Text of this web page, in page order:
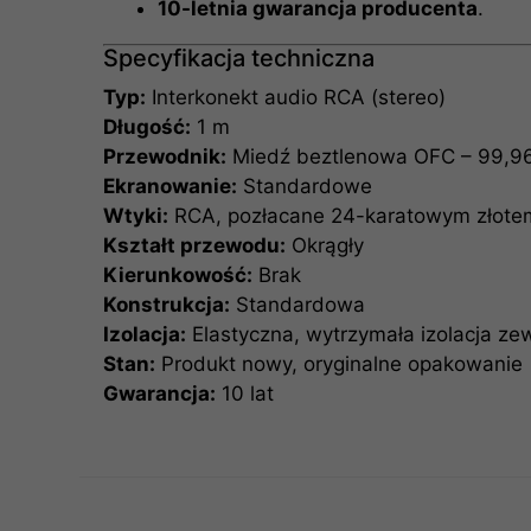
10-letnia gwarancja producenta.
Specyfikacja techniczna
Typ: Interkonekt audio RCA (stereo)
Długość: 1 m
Przewodnik: Miedź beztlenowa OFC –
Ekranowanie: Standardowe
Wtyki: RCA, pozłacane 24-karatowym
Kształt przewodu: Okrągły
Kierunkowość: Brak
Konstrukcja: Standardowa
Izolacja: Elastyczna, wytrzymała izolacja
Stan: Produkt nowy, oryginalne opakowanie
Gwarancja: 10 lat